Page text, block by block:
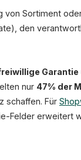
von Sortiment
den
nur 47% der
schaffen. Für
Felder erweitert